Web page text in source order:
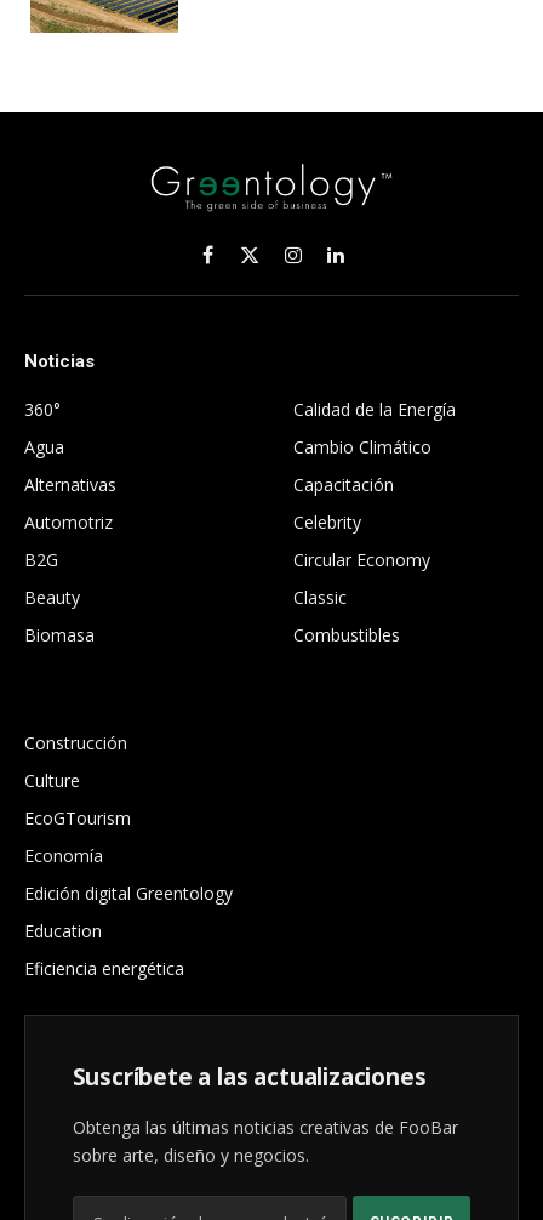
Facebook
X
(Twitter)
InstagramLinkedIn
Noticias
360°
Agua
Alternativas
Automotriz
B2G
Beauty
Biomasa
Calidad de la Energía
Cambio Climático
Capacitación
Celebrity
Circular Economy
Classic
Combustibles
Construcción
Culture
EcoGTourism
Economía
Edición digital Greentology
Education
Eficiencia energética
Suscríbete a las actualizaciones
Obtenga las últimas noticias creativas de FooBar
sobre arte, diseño y negocios.